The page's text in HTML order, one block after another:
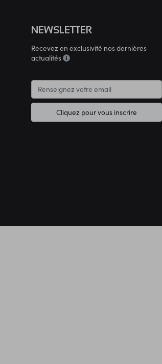
NEWSLETTER
Recevez en exclusivité nos dernières
actualités
Cliquez pour vous inscrire